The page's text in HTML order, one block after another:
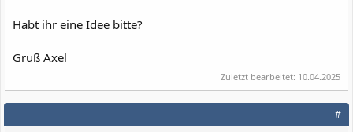
Habt ihr eine Idee bitte?
Gruß Axel
Zuletzt bearbeitet: 10.04.2025
#